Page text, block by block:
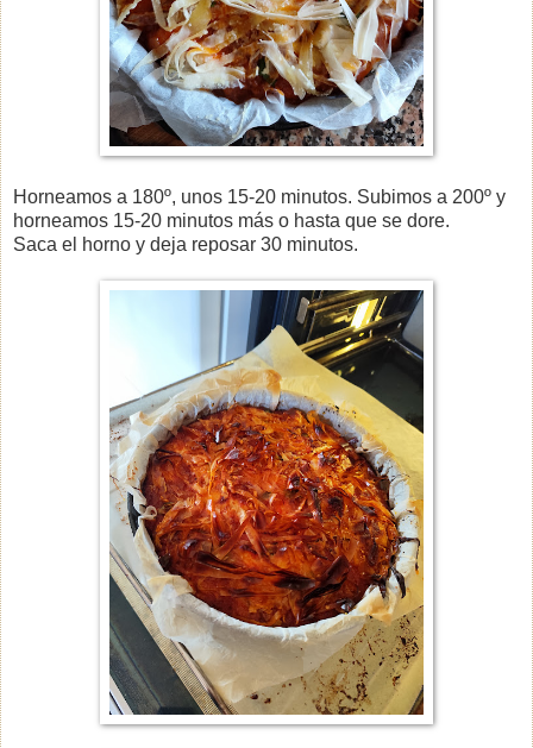
Horneamos a 180º, unos 15-20 minutos. Subimos a 200º y
horneamos 15-20 minutos más o hasta que se dore.
Saca el horno y deja reposar 30 minutos.